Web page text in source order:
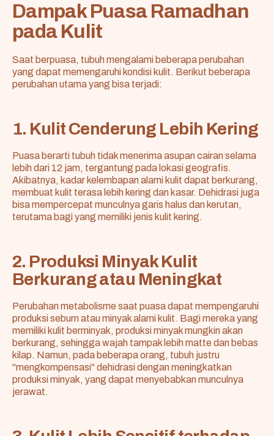
Dampak Puasa Ramadhan
pada Kulit
Saat berpuasa, tubuh mengalami beberapa perubahan
yang dapat memengaruhi kondisi kulit. Berikut beberapa
perubahan utama yang bisa terjadi:
1. Kulit Cenderung Lebih Kering
Puasa berarti tubuh tidak menerima asupan cairan selama
lebih dari 12 jam, tergantung pada lokasi geografis.
Akibatnya, kadar kelembapan alami kulit dapat berkurang,
membuat kulit terasa lebih kering dan kasar. Dehidrasi juga
bisa mempercepat munculnya garis halus dan kerutan,
terutama bagi yang memiliki jenis kulit kering.
2. Produksi Minyak Kulit
Berkurang atau Meningkat
Perubahan metabolisme saat puasa dapat mempengaruhi
produksi sebum atau minyak alami kulit. Bagi mereka yang
memiliki kulit berminyak, produksi minyak mungkin akan
berkurang, sehingga wajah tampak lebih matte dan bebas
kilap. Namun, pada beberapa orang, tubuh justru
"mengkompensasi" dehidrasi dengan meningkatkan
produksi minyak, yang dapat menyebabkan munculnya
jerawat.